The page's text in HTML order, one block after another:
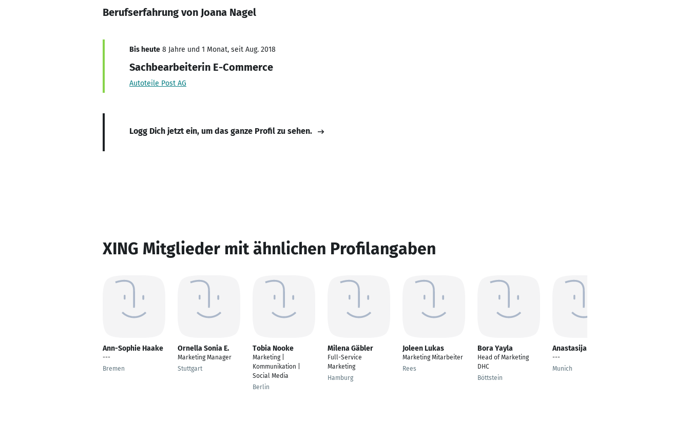
Berufserfahrung von Joana Nagel
Bis heute 8 Jahre und 1 Monat, seit Aug. 2018
Sachbearbeiterin E-Commerce
Autoteile Post AG
Logg Dich jetzt ein, um das ganze Profil zu sehen.
XING Mitglieder mit ähnlichen Profilangaben
Ann-Sophie Haake
---
Bremen
Ornella Sonia E.
Marketing Manager
Stuttgart
Tobia Nooke
Marketing |
Kommunikation |
Social Media
Berlin
Milena Gäbler
Full-Service
Marketing
Hamburg
Joleen Lukas
Marketing Mitarbeiter
Rees
Bora Yayla
Head of Marketing
DHC
Böttstein
Anastasija Meijere
---
Munich